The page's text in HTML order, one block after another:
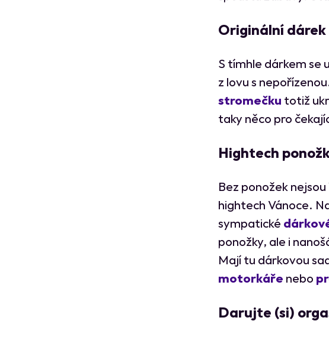
Originální
S tímhle dárkem se
z lovu s
stromečku totiž
taky něco pro
Hightech
Bez ponožek
hightech Vánoce.
sympatické
ponožky, ale i
Mají tu dárkovou
motorkáře nebo
Darujte (si)